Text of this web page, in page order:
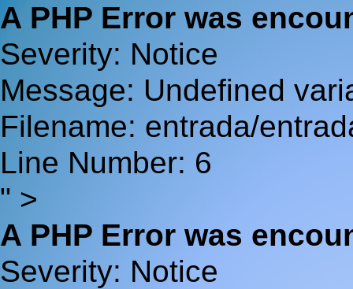
A PHP Error was
Severity: Notice
Message: Undefined
Filename: entrada/
Line Number: 6
" >
A PHP Error was
Severity: Notice